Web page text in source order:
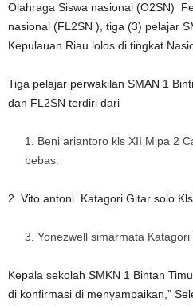
Olahraga Siswa nasional (O2SN)
nasional (FL2SN ), tiga (3) pelajar
Kepulauan Riau lolos di tingkat
Tiga pelajar perwakilan SMAN 1
dan FL2SN terdiri dari
Beni ariantoro kls XII Mipa 2
bebas.
2. Vito antoni Katagori Gitar solo Kls
Yonezwell simarmata Katagori
Kepala sekolah SMKN 1 Bintan
di konfirmasi di menyampaikan,”